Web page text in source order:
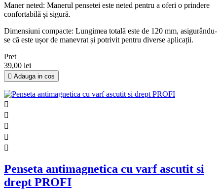
Maner neted: Manerul pensetei este neted pentru a oferi o prindere
confortabilă și sigură.
Dimensiuni compacte: Lungimea totală este de 120 mm, asigurându-
se că este ușor de manevrat și potrivit pentru diverse aplicații.
Pret
39,00 lei
 Adauga in cos





Penseta antimagnetica cu varf ascutit si
drept PROFI